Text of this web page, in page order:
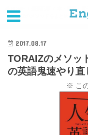
本・書籍・電
TORAIZのメソッドをまとめた書籍
2017.08.17
TORAIZのメソッ
の英語鬼速やり
※ こ